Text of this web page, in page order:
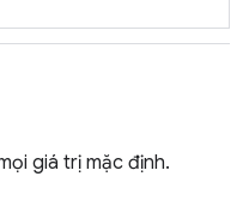
giá trị mặc định.